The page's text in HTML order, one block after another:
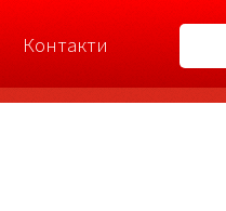
Контакти